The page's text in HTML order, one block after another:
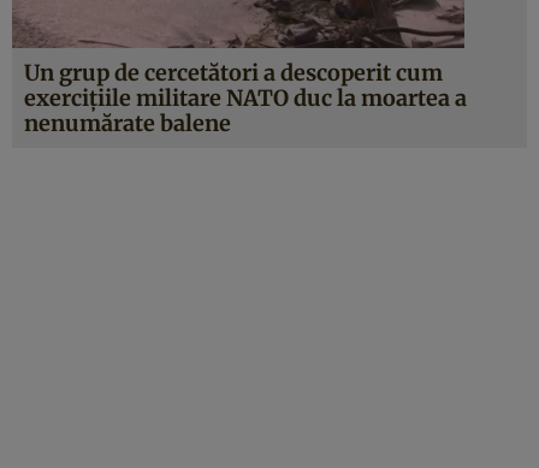
Un grup de cercetători a descoperit cum
exerciţiile militare NATO duc la moartea a
nenumărate balene